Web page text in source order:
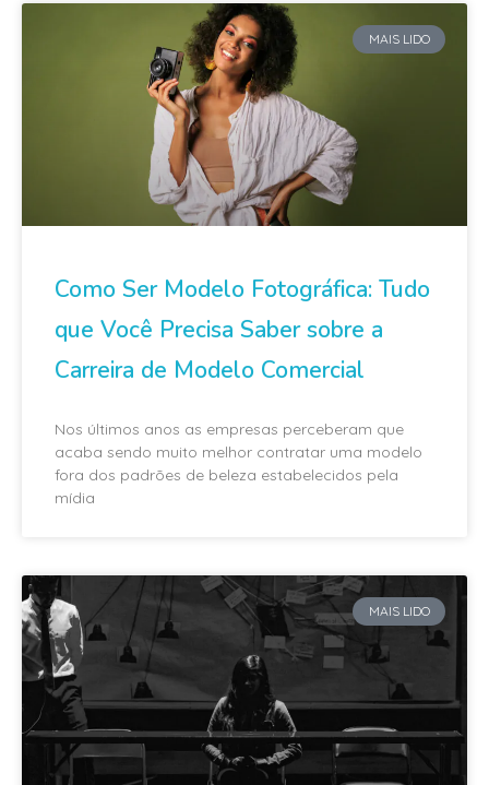
MAIS LIDO
Como Ser Modelo Fotográfica: Tudo
que Você Precisa Saber sobre a
Carreira de Modelo Comercial
Nos últimos anos as empresas perceberam que
acaba sendo muito melhor contratar uma modelo
fora dos padrões de beleza estabelecidos pela
mídia
MAIS LIDO